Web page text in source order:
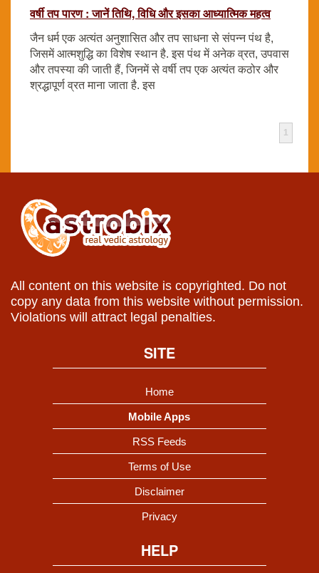
वर्षी तप पारण : जानें तिथि, विधि और इसका आध्यात्मिक महत्व
जैन धर्म एक अत्यंत अनुशासित और तप साधना से संपन्न पंथ है,
जिसमें आत्मशुद्धि का विशेष स्थान है. इस पंथ में अनेक व्रत, उपवास
और तपस्या की जाती हैं, जिनमें से वर्षी तप एक अत्यंत कठोर और
श्रद्धापूर्ण व्रत माना जाता है. इस
1
All content on this website is copyrighted. Do not
copy any data from this website without permission.
Violations will attract legal penalties.
SITE
Home
Mobile Apps
RSS Feeds
Terms of Use
Disclaimer
Privacy
HELP